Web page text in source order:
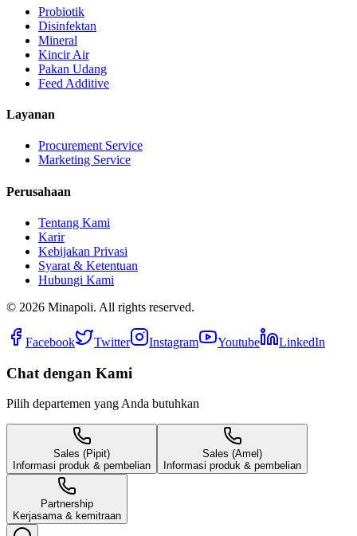
Probiotik
Disinfektan
Mineral
Kincir Air
Pakan Udang
Feed Additive
Layanan
Procurement Service
Marketing Service
Perusahaan
Tentang Kami
Karir
Kebijakan Privasi
Syarat & Ketentuan
Hubungi Kami
© 2026 Minapoli. All rights reserved.
Facebook Twitter Instagram Youtube LinkedIn
Chat dengan Kami
Pilih departemen yang Anda butuhkan
Sales (Pipit)
Informasi produk & pembelian
Sales (Amel)
Informasi produk & pembelian
Partnership
Kerjasama & kemitraan